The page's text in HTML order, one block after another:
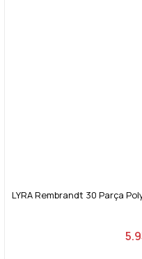
LYRA Rembrandt 30 Parça